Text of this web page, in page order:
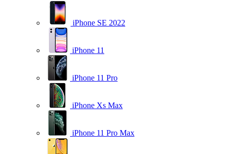
iPhone SE 2022
iPhone 11
iPhone 11 Pro
iPhone Xs Max
iPhone 11 Pro Max